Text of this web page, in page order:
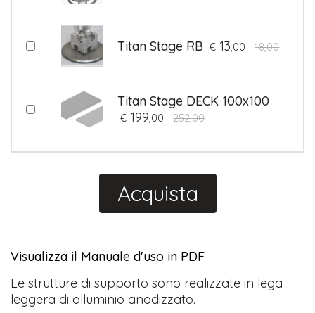
Titan Stage RB € 13,00 18,00
Titan Stage DECK 100x100
€ 199,00 252,00
Acquista
Visualizza il Manuale d'uso in PDF
Le strutture di supporto sono realizzate in lega
leggera di alluminio anodizzato.